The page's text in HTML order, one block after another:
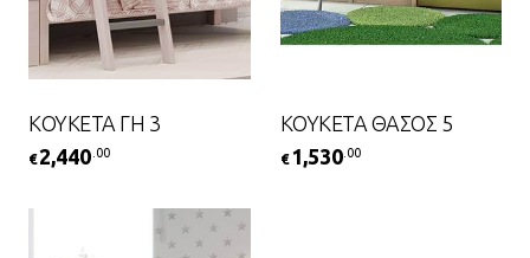
ΚΟΥΚΕΤΑ ΓΗ 3
€2,440 .00
ΚΟΥΚΕΤΑ ΘΑΣΟΣ 5
€ 1,530 .00